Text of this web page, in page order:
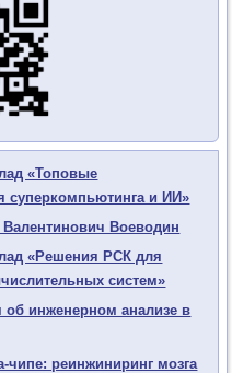
«Топовые
суперкомпьютинга и ИИ»
Воеводин
«Решения РСК для
систем»
инженерном анализе в
чипе: реинжиниринг мозга